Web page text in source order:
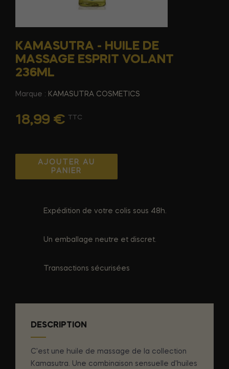
KAMASUTRA - HUILE DE
MASSAGE ESPRIT VOLANT
236ML
Marque : KAMASUTRA COSMETICS
18,99 € TTC
AJOUTER AU
PANIER
Expédition de votre colis sous 48h.
Un emballage neutre et discret.
Transactions sécurisées
DESCRIPTION
C'est une huile de massage de la collection
Kamasutra. Une combinaison sensuelle d'huiles